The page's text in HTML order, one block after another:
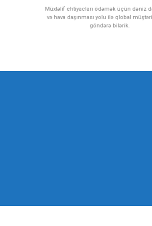
Müxtəlif ehtiyacları ödəmək üçün dəniz
və hava daşınması yolu ilə qlobal
göndərə bilərik.